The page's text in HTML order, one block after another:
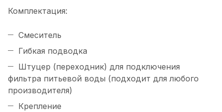
Комплектация:
Смеситель
Гибкая подводка
Штуцер (переходник) для подключения
фильтра питьевой воды (подходит для любого
производителя)
Крепление